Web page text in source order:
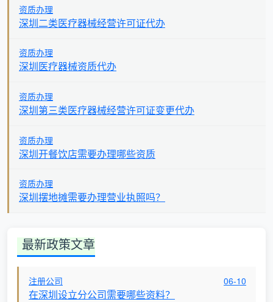
资质办理
深圳二类医疗器械经营许可证代办
资质办理
深圳医疗器械资质代办
资质办理
深圳第三类医疗器械经营许可证变更代办
资质办理
深圳开餐饮店需要办理哪些资质
资质办理
深圳摆地摊需要办理营业执照吗？
最新政策文章
注册公司 06-10
在深圳设立分公司需要哪些资料？